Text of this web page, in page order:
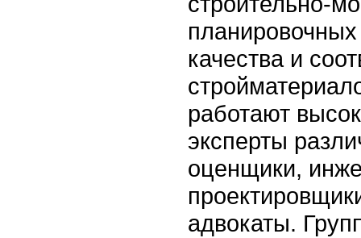
планировочных
качества и
работают
эксперты
оценщики,
адвокаты.